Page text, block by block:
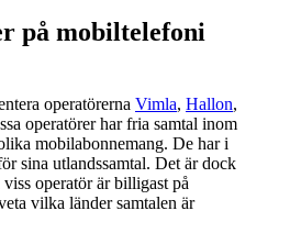
på mobiltelefoni
operatörerna Vimla, Hallon,
operatörer har fria samtal inom
mobilabonnemang. De har i
sina utlandssamtal. Det är dock
operatör är billigast på
vilka länder samtalen är